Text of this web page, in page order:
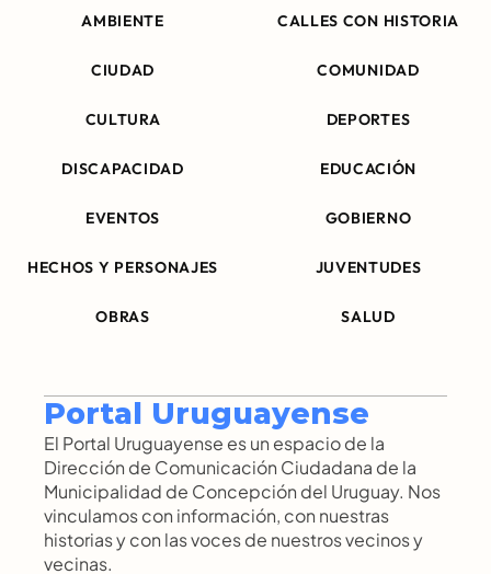
AMBIENTE CALLES CON HISTORIA
CIUDAD COMUNIDAD
CULTURA DEPORTES
DISCAPACIDAD EDUCACIÓN
EVENTOS GOBIERNO
HECHOS Y PERSONAJES JUVENTUDES
OBRAS SALUD
Portal Uruguayense
El Portal Uruguayense es un espacio de la
Dirección de Comunicación Ciudadana de la
Municipalidad de Concepción del Uruguay. Nos
vinculamos con información, con nuestras
historias y con las voces de nuestros vecinos y
vecinas.